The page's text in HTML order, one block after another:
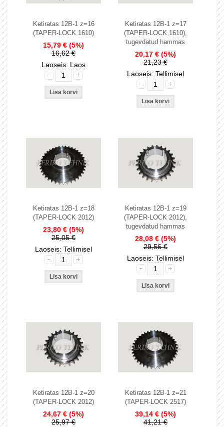
Ketiratas 12B-1 z=16
(TAPER-LOCK 1610)
15,79 € (5%)
16,62 €
Laoseis: Laos
Ketiratas 12B-1 z=17
(TAPER-LOCK 1610),
tugevdatud hammas
20,17 € (5%)
21,23 €
Laoseis: Tellimisel
Ketiratas 12B-1 z=18
(TAPER-LOCK 2012)
23,80 € (5%)
25,05 €
Laoseis: Tellimisel
Ketiratas 12B-1 z=19
(TAPER-LOCK 2012),
tugevdatud hammas
28,08 € (5%)
29,56 €
Laoseis: Tellimisel
Ketiratas 12B-1 z=20
(TAPER-LOCK 2012)
24,67 € (5%)
25,97 €
Ketiratas 12B-1 z=21
(TAPER-LOCK 2517)
39,14 € (5%)
41,21 €